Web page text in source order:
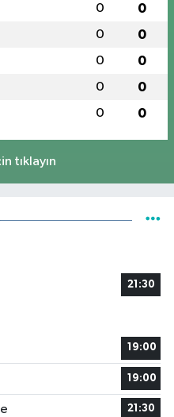
0 0
0 0
0 0
0 0
0 0
tıklayın
21:30
19:00
19:00
21:30